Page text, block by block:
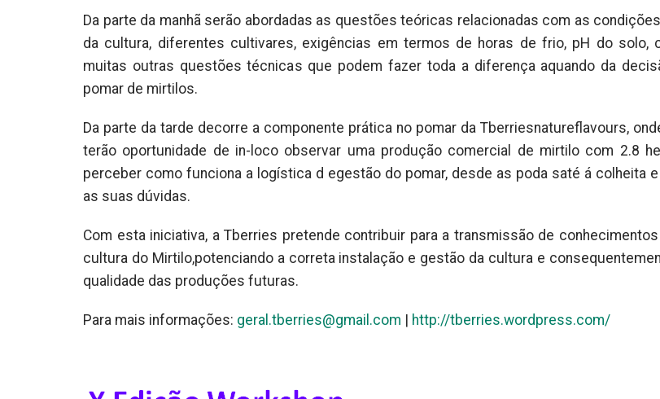
Da parte da manhã serão abordadas as questões teóricas relacionadas com as
da cultura, diferentes cultivares, exigências em termos de horas de frio, pH do solo,
muitas outras questões técnicas que podem fazer toda a diferença aquando da
pomar de mirtilos.
Da parte da tarde decorre a componente prática no pomar da Tberriesnatureflavours,
terão oportunidade de in-loco observar uma produção comercial de mirtilo com 2.8
perceber como funciona a logística d egestão do pomar, desde as poda saté á colheita
as suas dúvidas.
Com esta iniciativa, a Tberries pretende contribuir para a transmissão de
cultura do Mirtilo,potenciando a correta instalação e gestão da cultura e
qualidade das produções futuras.
Para mais informações: geral.tberries@gmail.com http://tberries.wordpress.com/